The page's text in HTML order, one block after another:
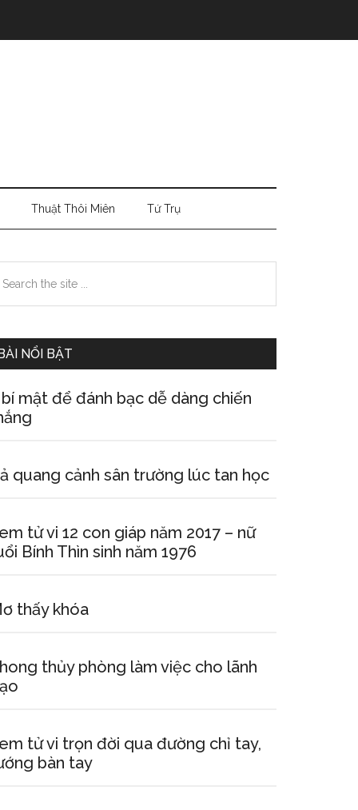
Thuật Thôi Miên Tứ Trụ
Primary
NỔI BẬT
mật để đánh bạc dễ dàng chiến
quang cảnh sân trường lúc tan học
tử vi 12 con giáp năm 2017 – nữ
Bính Thìn sinh năm 1976
thấy khóa
thủy phòng làm việc cho lãnh
tử vi trọn đời qua đường chỉ tay,
bàn tay